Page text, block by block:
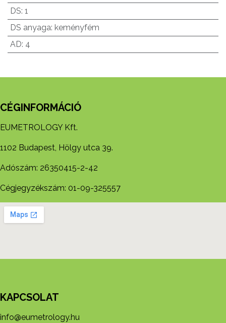
DS: 1
DS anyaga: keményfém
AD: 4
CÉGINFORMÁCIÓ
EUMETROLOGY Kft.
1102 Budapest, Hölgy utca 39.
Adószám: 26350415-2-42
Cégjegyzékszám: 01-09-325557
KAPCSOLAT
info@eumetrology.hu